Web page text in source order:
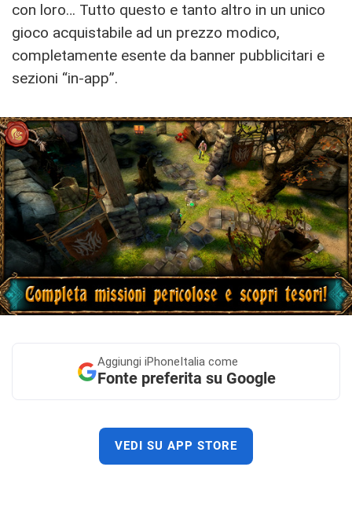
con loro… Tutto questo e tanto altro in un unico
gioco acquistabile ad un prezzo modico,
completamente esente da banner pubblicitari e
sezioni “in-app”.
Aggiungi iPhoneItalia come
Fonte preferita su Google
VEDI SU APP STORE